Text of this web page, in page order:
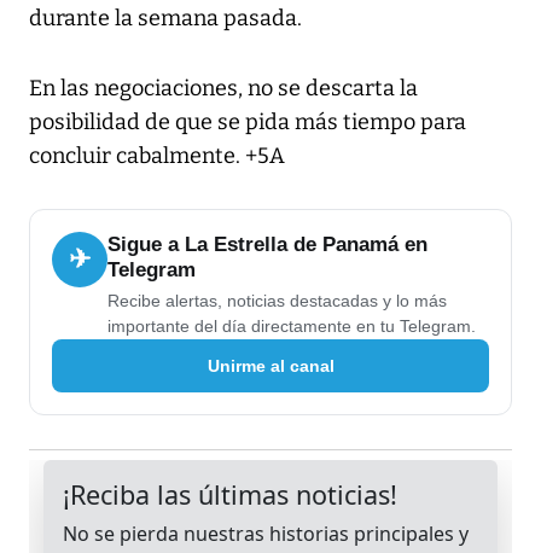
durante la semana pasada.
En las negociaciones, no se descarta la
posibilidad de que se pida más tiempo para
concluir cabalmente. +5A
✈
Sigue a La Estrella de Panamá en
Telegram
Recibe alertas, noticias destacadas y lo más
importante del día directamente en tu Telegram.
Unirme al canal